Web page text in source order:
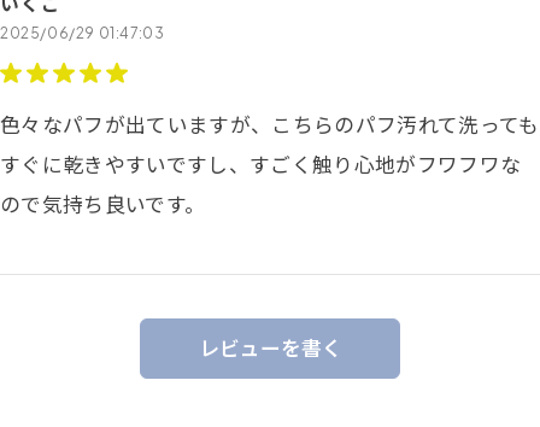
2025/06/29 01:47:03
色々なパフが出ていますが、こちらのパフ汚れて洗っても
すぐに乾きやすいですし、すごく触り心地がフワフワな
ので気持ち良いです。
レビューを書く